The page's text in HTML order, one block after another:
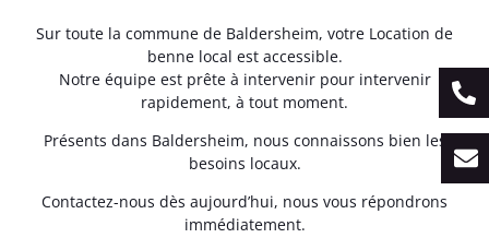
Sur toute la commune de Baldersheim, votre Location de
benne local est accessible.
Notre équipe est prête à intervenir pour intervenir
rapidement, à tout moment.
Présents dans Baldersheim, nous connaissons bien les
besoins locaux.
Contactez-nous dès aujourd’hui, nous vous répondrons
immédiatement.